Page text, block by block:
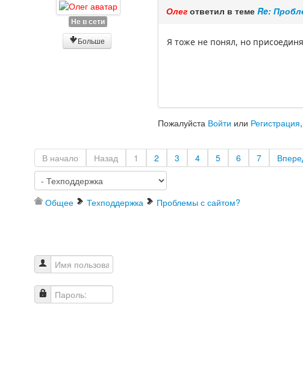
Не в сети
Больше
Олег ответил в темеRe:
Я тоже не понял, но
Пожалуйста Войти или Регистрация
В начало Назад 1 2 3 4 5 6 7
Общее Техподдержка Проблемы с сайтом?
Имя пользователя
Пароль: